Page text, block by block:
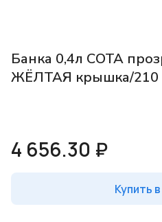
Банка 0,4л СОТА
ЖЁЛТАЯ крышка/210
4 656.30 ₽
Купить в